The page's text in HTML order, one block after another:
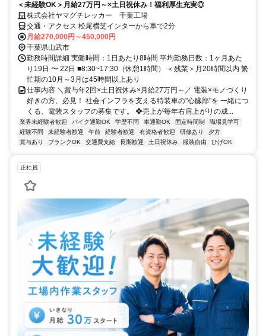
＜未経験OK＞月給27万円～×土日祝休み！福利厚生充実◎
株式会社ヤマグチレッカー 千葉工場
交通・アクセス 松尾横芝インターから車で2分
月給270,000円～450,000円
千葉県山武市
勤務時間詳細 実働時間：1日あたり8時間 平均勤務日数：1ヶ月あた
り19日 〜 22日 ■8:30~17:30（休憩1時間） ＜残業＞月20時間以内 繁
忙期の10月～3月は45時間以上あり
仕事内容 ＼賞与年2回×土日祝休み×月給27万円～／ 電装×モノづくり
好きの方、必見！ 社会インフラを支える特装車の"心臓部"を 一緒につ
くる、電装スタッフの募集です。 ❖売上が毎年右肩上がりの成...
業界未経験者歓迎 バイク通勤OK 学歴不問 車通勤OK 固定時間制
職場見学可
経験不問
未経験者歓迎 午前 経験者歓迎 有資格者歓迎 研修あり
夕方
賞与あり
ブランクOK 交通費支給 長期歓迎 土日祝休み 服装自由 ひげOK
正社員